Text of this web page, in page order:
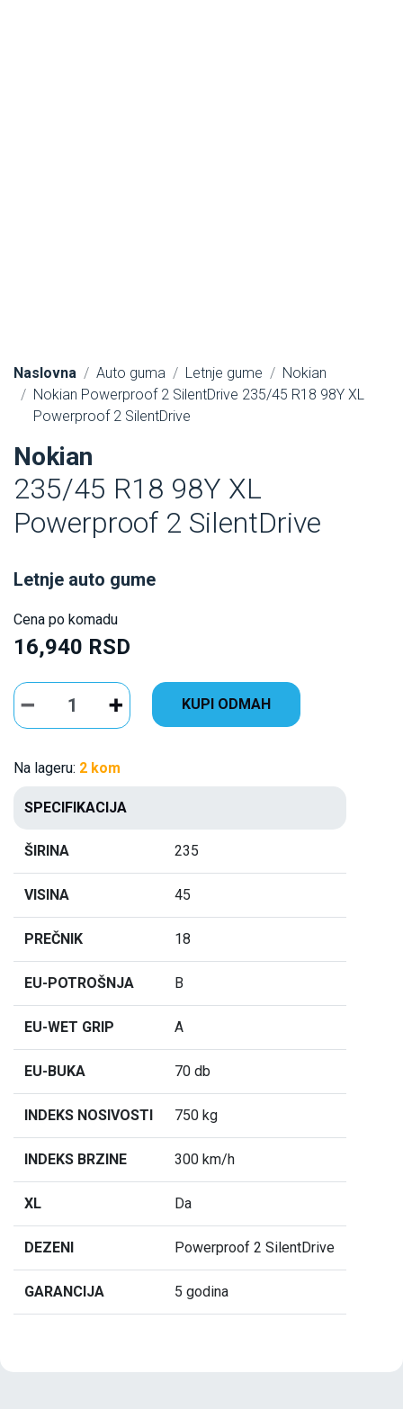
Naslovna Auto guma Letnje gume
Nokian
Nokian Powerproof 2 SilentDrive 235/45 R18 98Y XL
Powerproof 2 SilentDrive
Nokian
235/45 R18 98Y XL
Powerproof 2 SilentDrive
Letnje auto gume
Cena po komadu
16,940 RSD
KUPI ODMAH
Na lageru: 2 kom
SPECIFIKACIJA
ŠIRINA 235
VISINA 45
PREČNIK 18
EU-POTROŠNJA B
EU-WET GRIP A
EU-BUKA 70 db
INDEKS NOSIVOSTI 750 kg
INDEKS BRZINE 300 km/h
XL Da
DEZENI Powerproof 2 SilentDrive
GARANCIJA 5 godina